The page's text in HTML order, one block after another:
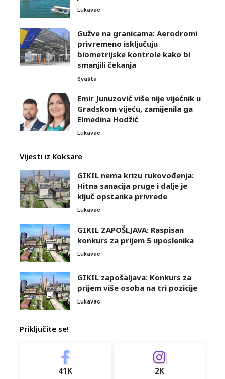
Lukavac
Gužve na granicama: Aerodromi
privremeno isključuju
biometrijske kontrole kako bi
smanjili čekanja
Svašta
Emir Junuzović više nije vijećnik u
Gradskom vijeću, zamijenila ga
Elmedina Hodžić
Lukavac
Vijesti iz Koksare
GIKIL nema krizu rukovođenja:
Hitna sanacija pruge i dalje je
ključ opstanka privrede
Lukavac
GIKIL ZAPOŠLJAVA: Raspisan
konkurs za prijem 5 uposlenika
Lukavac
GIKIL zapošaljava: Konkurs za
prijem više osoba na tri pozicije
Lukavac
Priključite se!
41K 2K